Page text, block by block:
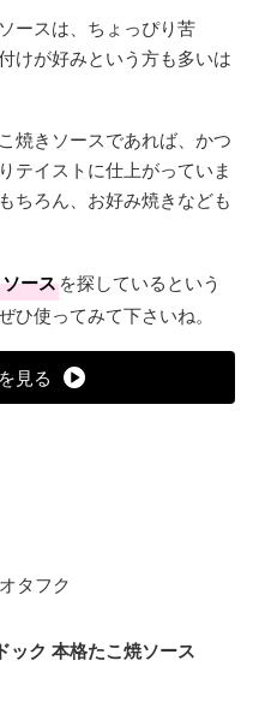
ースは、ちょっぴり苦
けが好みという方も多いは
焼きソースであれば、かつ
テイストに仕上がっていま
ちろん、お好み焼きなども
ースを探しているという
使ってみて下さいね。
見る
タフク
ック 本格たこ焼ソース